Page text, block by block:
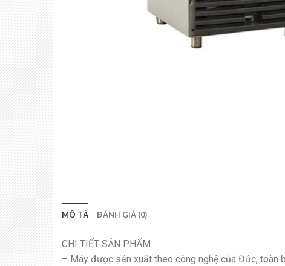
MÔ TẢ ĐÁNH GIÁ (0)
CHI TIẾT SẢN PHẨM
– Máy được sản xuất theo công nghệ của Đức, toàn